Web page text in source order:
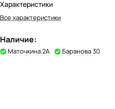
Характеристики
Все характеристики
Наличие:
Маточкина 2А Баранова 30